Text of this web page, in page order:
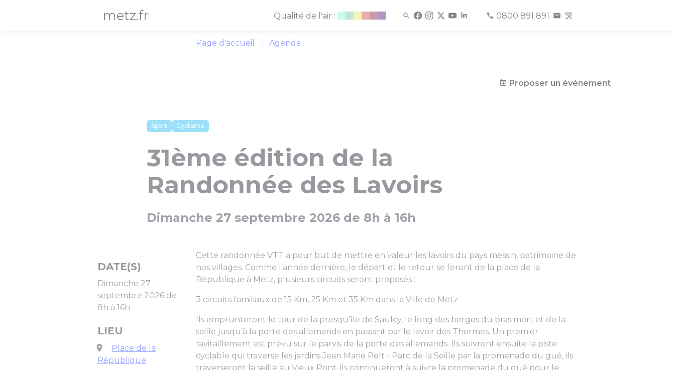
metz.fr Qualité de l'air : 0800 891 891
Page d'accueil Agenda
Proposer un événement
Sport Cyclisme
31ème édition de la
Randonnée des Lavoirs
Dimanche 27 septembre 2026 de 8h à 16h
DATE(S)
Dimanche 27
septembre 2026 de
8h à 16h
LIEU
Place de la
République
Cette randonnée VTT a pour but de mettre en valeur les lavoirs du pays messin, patrimoine de
nos villages. Comme l’année dernière, le départ et le retour se feront de la place de la
République à Metz, plusieurs circuits seront proposés :
3 circuits familiaux de 15 Km, 25 Km et 35 Km dans la Ville de Metz
Ils emprunteront le tour de la presqu’île de Saulcy, le long des berges du bras mort et de la
seille jusqu’à la porte des allemands en passant par le lavoir des Thermes. Un premier
ravitaillement est prévu sur le parvis de la porte des allemands. Ils suivront ensuite la piste
cyclable qui traverse les jardins Jean Marie Pelt - Parc de la Seille par la promenade du gué, ils
traverseront la seille au Vieux Pont, ils continueront à suivre la promenade du gué pour le